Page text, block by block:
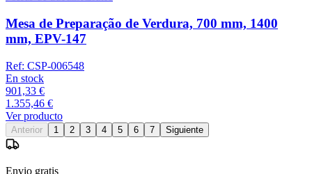
Mesa de Preparação de Verdura, 700 mm, 1400
mm, EPV-147
Ref: CSP-006548
En stock
901,33 €
1.355,46 €
Ver producto
Anterior 1 2 3 4 5 6 7 Siguiente
Envio gratis